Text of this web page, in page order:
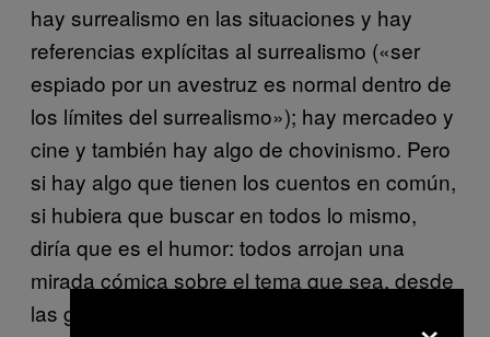
hay surrealismo en las situaciones y hay
referencias explícitas al surrealismo («ser
espiado por un avestruz es normal dentro de
los límites del surrealismo»); hay mercadeo y
cine y también hay algo de chovinismo. Pero
si hay algo que tienen los cuentos en común,
si hubiera que buscar en todos lo mismo,
diría que es el humor: todos arrojan una
mirada cómica sobre el tema que sea, desde
las ganas de orinar hasta el antisemitismo.